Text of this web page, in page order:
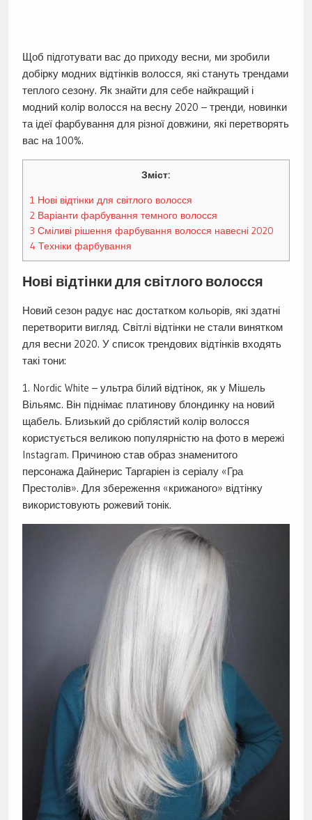
Щоб підготувати вас до приходу весни, ми зробили
добірку модних відтінків волосся, які стануть трендами
теплого сезону. Як знайти для себе найкращий і
модний колір волосся на весну 2020 – тренди, новинки
та ідеї фарбування для різної довжини, які перетворять
вас на 100%.
Зміст:
1 Нові відтінки для світлого волосся
2Варіанти фарбування темного волосся
3 Сміливі рішення фарбування волосся навесні 2020
4 Техніки фарбування
Нові відтінки для світлого волосся
Новий сезон радує нас достатком кольорів, які здатні
перетворити вигляд. Світлі відтінки не стали винятком
для весни 2020. У список трендових відтінків входять
такі тони:
1. Nordic White – ультра білий відтінок, як у Мішель
Вільямс. Він піднімає платинову блондинку на новий
щабель. Близький до сріблястий колір волосся
користується великою популярністю на фото в мережі
Instagram. Причиною став образ знаменитого
персонажа Дайнерис Таргаріен із серіалу «Гра
Престолів». Для збереження «крижаного» відтінку
використовують рожевий тонік.